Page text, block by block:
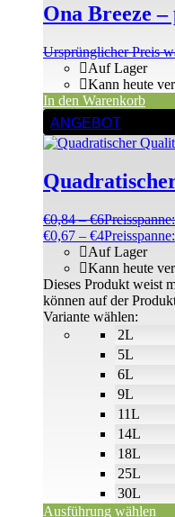
Ona Breeze
Ursprünglicher Preis
Auf Lager
Kann heute
In den Warenkorb
ANGEBOT
€0,84 –€6
€0,67 – €4
2L
5L
6L
9L
11L
14L
18L
25L
30L
Auf Lager
Kann heute
Variante wählen:
Ausführung wählen
Dieses Produkt weist
können auf der